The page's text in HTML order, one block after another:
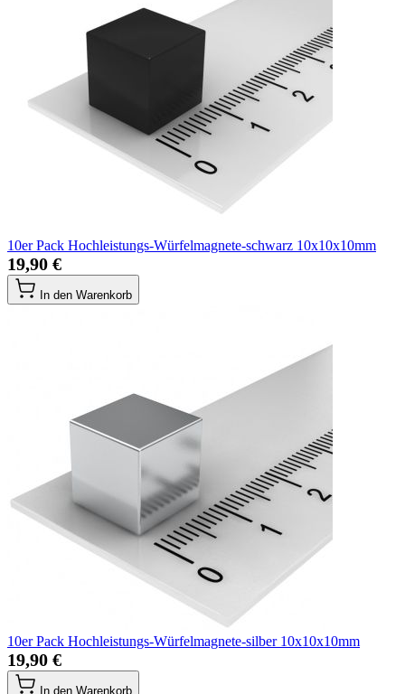
10er Pack Hochleistungs-Würfelmagnete-schwarz 10x10x10mm
19,90 €
In den Warenkorb
10er Pack Hochleistungs-Würfelmagnete-silber 10x10x10mm
19,90 €
In den Warenkorb